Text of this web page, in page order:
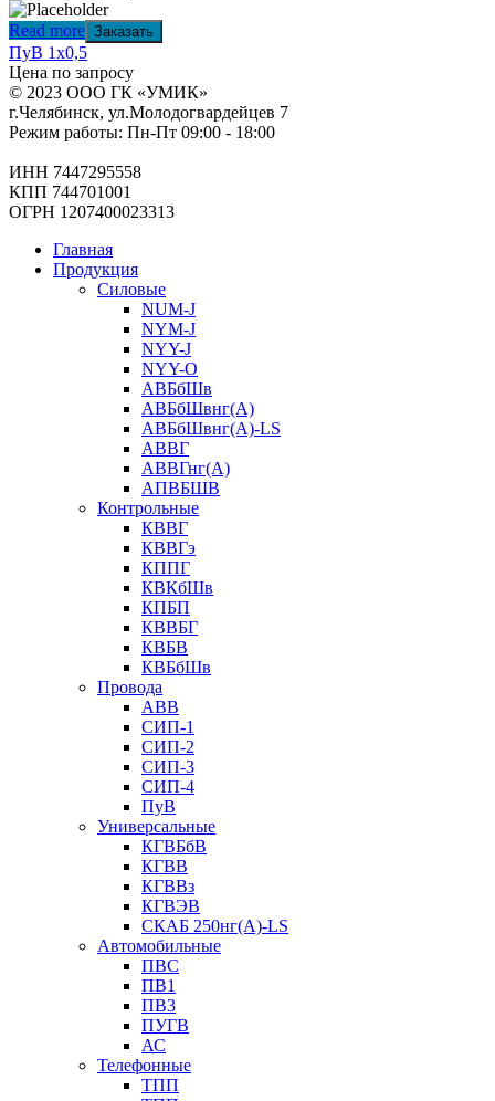
Read more Заказать
ПуВ 1х0,5
Цена по запросу
© 2023 ООО ГК «УМИК»
г.Челябинск, ул.Молодогвардейцев 7
Режим работы: Пн-Пт 09:00 - 18:00
ИНН 7447295558
КПП 744701001
ОГРН 1207400023313
Главная
Продукция
Силовые
NUM-J
NYM-J
NYY-J
NYY-O
АВБбШв
АВБбШвнг(А)
АВБбШвнг(А)-LS
АВВГ
АВВГнг(А)
АПВБШВ
Контрольные
КВВГ
КВВГэ
КППГ
КВКбШв
КПБП
КВВБГ
КВБВ
КВБбШв
Провода
АВВ
СИП-1
СИП-2
СИП-3
СИП-4
ПуВ
Универсальные
КГВБбВ
КГВВ
КГВВз
КГВЭВ
СКАБ 250нг(А)-LS
Автомобильные
ПВС
ПВ1
ПВ3
ПУГВ
АС
Телефонные
ТПП